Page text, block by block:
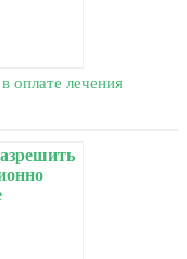
оплате лечения